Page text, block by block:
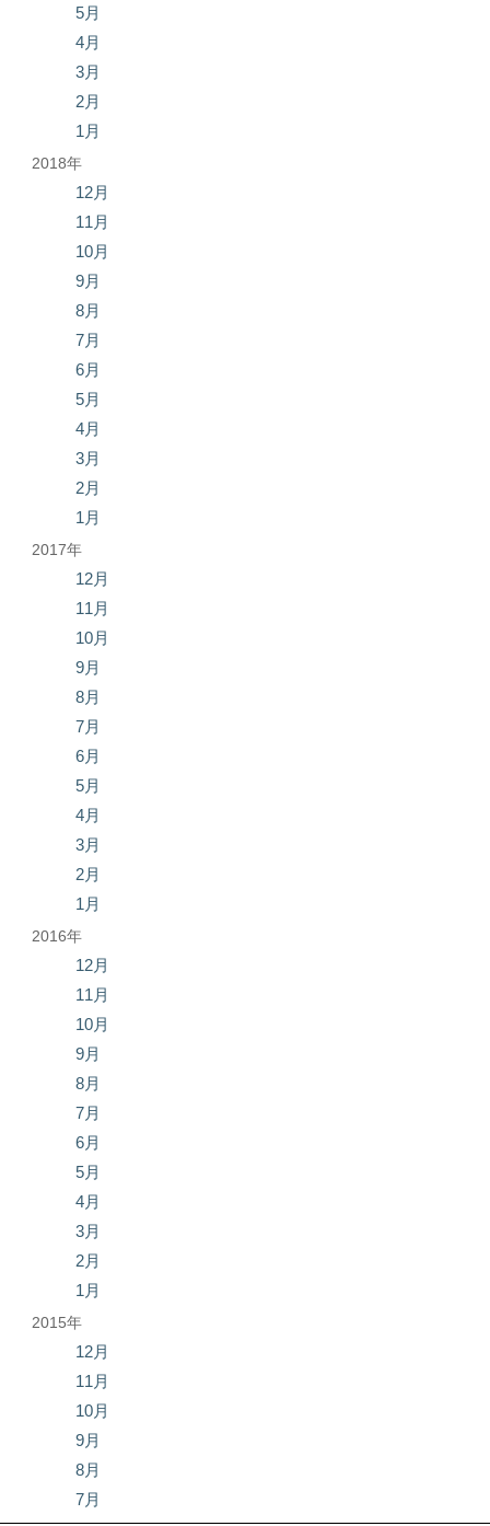
5月
4月
3月
2月
1月
2018年
12月
11月
10月
9月
8月
7月
6月
5月
4月
3月
2月
1月
2017年
12月
11月
10月
9月
8月
7月
6月
5月
4月
3月
2月
1月
2016年
12月
11月
10月
9月
8月
7月
6月
5月
4月
3月
2月
1月
2015年
12月
11月
10月
9月
8月
7月